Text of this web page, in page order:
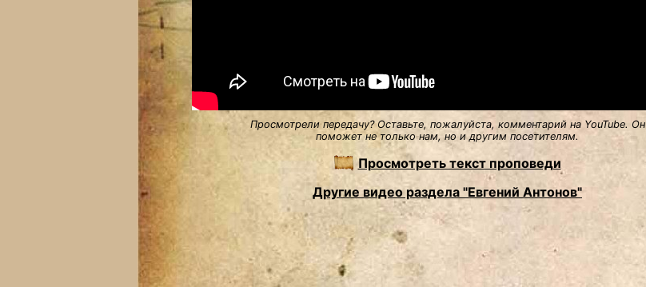
Просмотрели передачу? Оставьте, пожалуйста, комментарий на YouTube. Он
поможет не только нам, но и другим посетителям.
Просмотреть текст проповеди
Другие видео раздела "Евгений Антонов"